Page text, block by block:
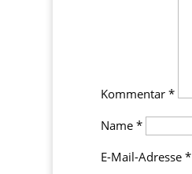
Kommentar *
Name *
E-Mail-Adresse *